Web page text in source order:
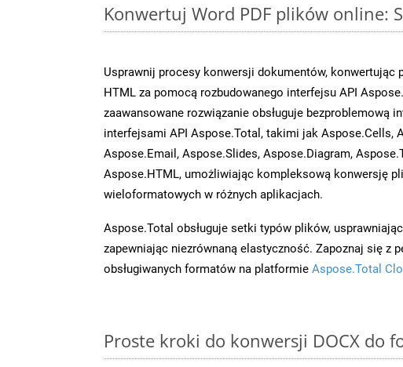
Konwertuj Word PDF plików online:
Usprawnij procesy konwersji dokumentów, konwertując
HTML za pomocą rozbudowanego interfejsu API
zaawansowane rozwiązanie obsługuje bezproblemową
interfejsami API Aspose.Total, takimi jak Aspose.Cells,
Aspose.Email, Aspose.Slides, Aspose.Diagram,
Aspose.HTML, umożliwiając kompleksową konwersję
wieloformatowych w różnych aplikacjach.
Aspose.Total obsługuje setki typów plików,
zapewniając niezrównaną elastyczność. Zapoznaj się z
obsługiwanych formatów na platformie Aspose.Total
Proste kroki do konwersji DOCX do